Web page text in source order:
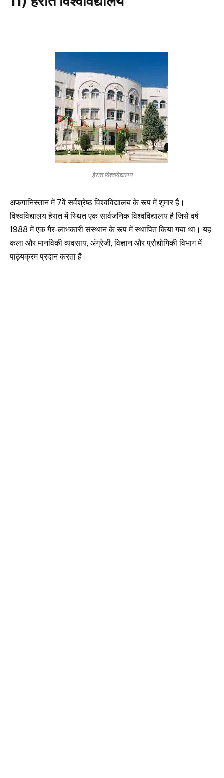
हेरात विश्वविद्यालय
अफगानिस्तान में 7वें सर्वश्रेष्ठ विश्वविद्यालय के रूप में शुमार है।
विश्वविद्यालय हेरात में स्थित एक सार्वजनिक विश्वविद्यालय है जिसे वर्ष
1988 में एक गैर-लाभकारी संस्थान के रूप में स्थापित किया गया था। यह
कला और मानविकी व्यवसाय, अंग्रेजी, विज्ञान और प्रौद्योगिकी विभाग में
पाठ्यक्रम प्रदान करता है।